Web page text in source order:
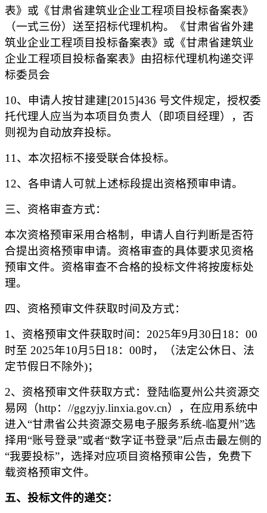
表》或《甘肃省建筑业企业工程项目投标备案表》
（一式三份）送至招标代理机构。《甘肃省省外建
筑业企业工程项目投标备案表》或《甘肃省建筑业
企业工程项目投标备案表》由招标代理机构递交评
标委员会
10、 申请人按甘建建[2015]436 号文件规定，授权委
托代理人应当为本项目负责人（即项目经理），否
则视为自动放弃投标。
11、 本次招标不接受联合体投标。
12、 各申请人可就上述标段提出资格预审申请。
三、资格审查方式：
本次资格预审采用合格制，申请人自行判断是否符
合提出资格预审申请。资格审查的具体要求见资格
预审文件。资格审查不合格的投标文件将按废标处
理。
四、资格预审文件获取时间及方式：
1、资格预审文件获取时间：2025年9月 30日18： 00
时至 2025年10月 5日18： 00时，（法定公休日、法
定节假日不除外)；
2、资格预审文件获取方式：登陆临夏州公共资源交
易网（http：//ggzyjy.linxia.gov.cn），在应用系统中
进入“甘肃省公共资源交易电子服务系统-临夏州”选
择用“账号登录”或者“数字证书登录”后点击最左侧的
“我要投标”，选择对应项目资格预审公告，免费下
载资格预审文件。
五、投标文件的递交：